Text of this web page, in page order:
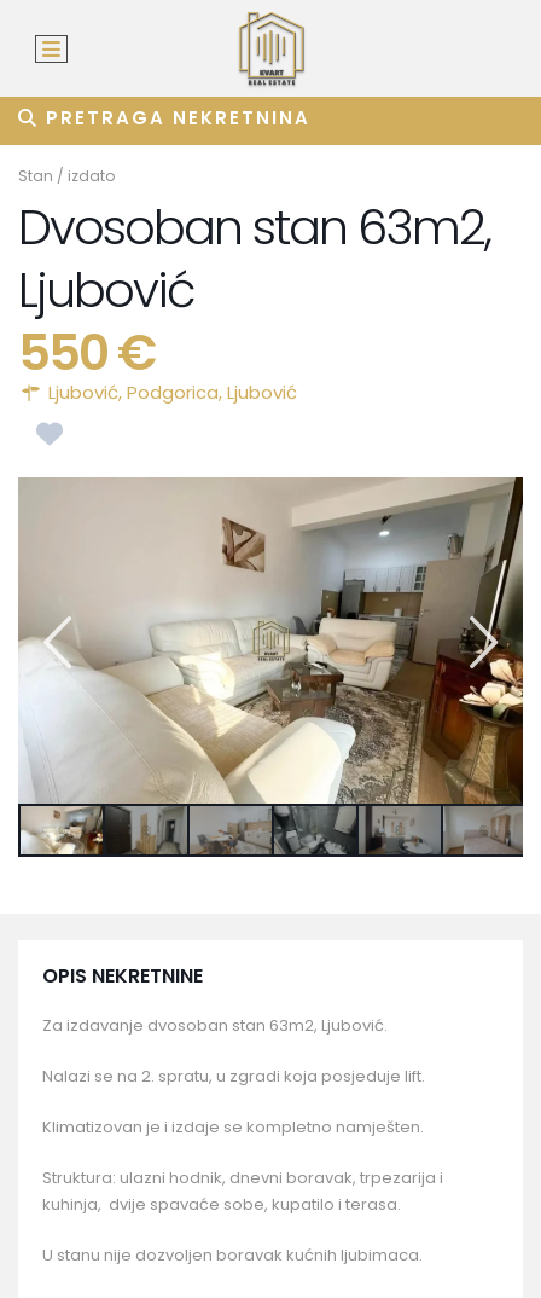
PRETRAGA NEKRETNINA
Stan / izdato
Dvosoban stan 63m2,
Ljubović
550 €
Ljubović,Podgorica,Ljubović
OPIS NEKRETNINE
Za izdavanje dvosoban stan 63m2, Ljubović.
Nalazi se na 2. spratu, u zgradi koja posjeduje lift.
Klimatizovan je i izdaje se kompletno namješten.
Struktura: ulazni hodnik, dnevni boravak, trpezarija i
kuhinja, dvije spavaće sobe, kupatilo i terasa.
U stanu nije dozvoljen boravak kućnih ljubimaca.